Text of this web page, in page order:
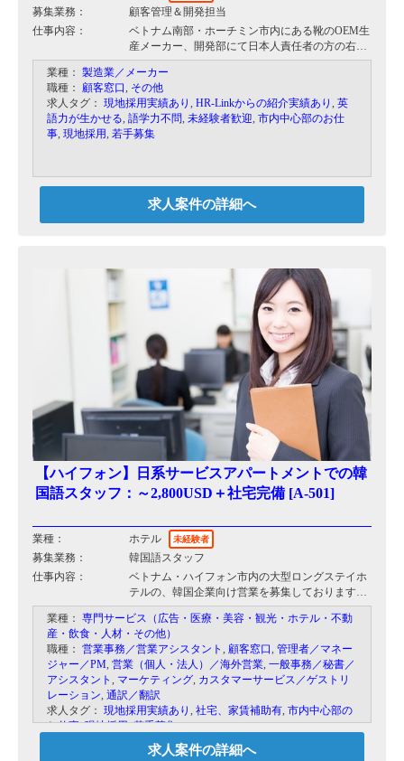
募集業務：
顧客管理＆開発担当
仕事内容：
ベトナム南部・ホーチミン市内にある靴のOEM生
産メーカー、開発部にて日本人責任者の方の右腕
を募集しております。
【お任せする業務】
・開発窓口（お客様との連絡業務、現地スタッフ
への連絡および確認）
・部署内での通訳、
・顧客企業対応 （約10社、在日本の企業）
業種： 製造業／メーカー
職種： 顧客窓口, その他
求人タグ： 現地採用実績あり , HR-Linkからの紹介実績あり , 英
語力が生かせる, 語学力不問, 未経験者歓迎, 市内中心部のお仕
事, 現地採用, 若手募集
求人案件の詳細へ
【ハイフォン】日系サービスアパートメントでの韓
国語スタッフ：～2,800USD＋社宅完備 [A-501]
業種： ホテル 未経験者
募集業務：
韓国語スタッフ
仕事内容：
ベトナム・ハイフォン市内の大型ロングステイホ
テルの、韓国企業向け営業を募集しております。
具体的な仕事内容は、サービスアパートメントの
入居者募集（法人へのアプローチがメイン）、マ
ーケティング、営業計画作成、販促物作成、契約
手続き、韓国人入居者対応となります。
業種： 専門サービス（広告・医療・美容・観光・ホテル・不動
産・飲食・人材・その他）
職種： 営業事務／営業アシスタント , 顧客窓口, 管理者／マネー
ジャー／PM, 営業（個人・法人）／海外営業, 一般事務／秘書／
アシスタント , マーケティング, カスタマーサービス／ゲストリ
レーション, 通訳／翻訳
求人タグ： 現地採用実績あり , 社宅、家賃補助有, 市内中心部の
お仕事,現地採用,若手募集
求人案件の詳細へ